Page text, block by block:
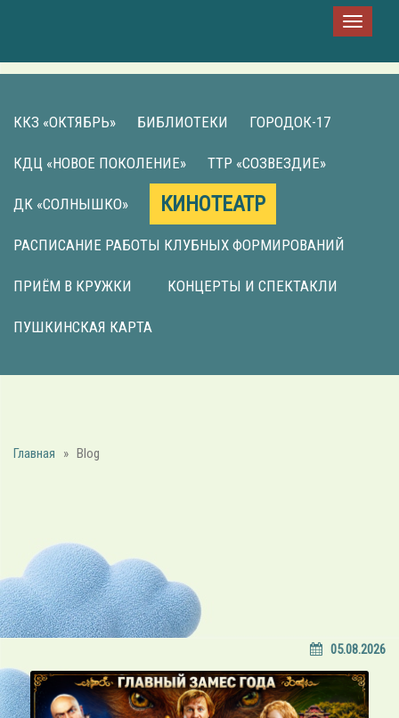
ККЗ «ОКТЯБРЬ» БИБЛИОТЕКИ ГОРОДОК-17
КДЦ «НОВОЕ ПОКОЛЕНИЕ» ТТР «СОЗВЕЗДИЕ»
ДК «СОЛНЫШКО» КИНОТЕАТР
РАСПИСАНИЕ РАБОТЫ КЛУБНЫХ ФОРМИРОВАНИЙ
ПРИЁМ В КРУЖКИ КОНЦЕРТЫ И СПЕКТАКЛИ
ПУШКИНСКАЯ КАРТА
Главная » Blog
Blog
05.08.2026